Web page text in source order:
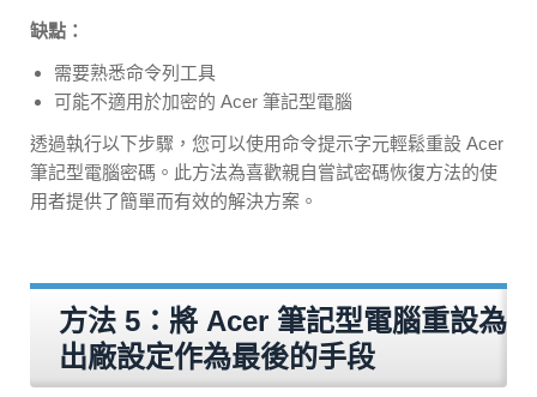
缺點：
需要熟悉命令列工具
可能不適用於加密的 Acer 筆記型電腦
透過執行以下步驟，您可以使用命令提示字元輕鬆重設 Acer
筆記型電腦密碼。此方法為喜歡親自嘗試密碼恢復方法的使
用者提供了簡單而有效的解決方案。
方法 5：將 Acer 筆記型電腦重設為
出廠設定作為最後的手段